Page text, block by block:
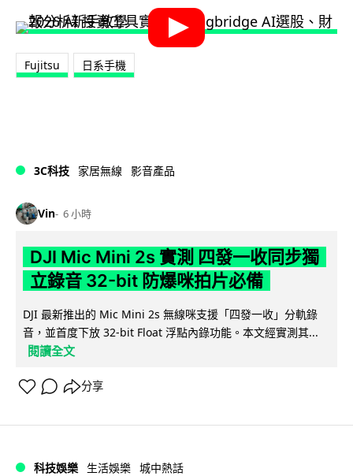
Fujitsu 日系手機
3C科技 家居無線 影音產品
Vin 6 小時
DJI Mic Mini 2s 實測 四發一收同步獨
立錄音 32-bit 防爆咪拍片必備
DJI 最新推出的 Mic Mini 2s 無線咪支援「四發一收」分軌錄
音，並首度下放 32-bit Float 浮點內錄功能。本文經實測其...
閱讀全文
分享
科技娛樂 生活娛樂 城中熱話